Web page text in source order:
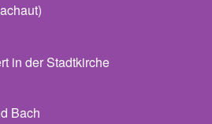
in der Stadtkirche
Bach